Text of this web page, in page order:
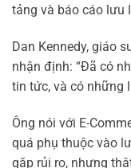
tảng và báo cáo lưu
Dan Kennedy, giáo
nhận định: “Đã có
tin tức, và có những
Ông nói với E-
quá phụ thuộc vào
gặp rủi ro, nhưng